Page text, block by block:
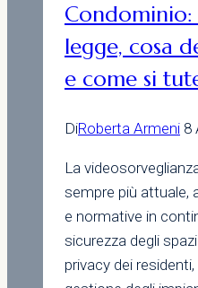
Condominio:
legge, cosa
e come si
DiRoberta Armeni 8
La
sempre più attuale,
e normative in
sicurezza degli
privacy dei